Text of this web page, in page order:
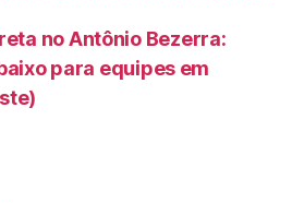
no Antônio Bezerra:
para equipes em